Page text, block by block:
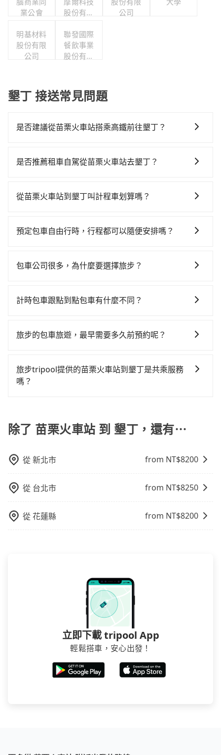
業公會
股份有限
公司
明基材料
股份有限
公司
聯發國際
餐飲事業
股份有限
墾丁 接送常見問題
是否建議從苗栗火車站搭乘高鐵前往墾丁？
且難叫計程車前往高鐵站！不過從最早一班車07:13到末
苗栗火車站 (苗栗縣苗栗市) 前往最靠近的苗栗高鐵站，
鐘，再乘坐87分鐘的高鐵從苗栗站前往左營高鐵站，每
墾丁 (屏東縣恆春鎮) 的目的地。全程加上轉車時間共4小
輛，計程車的密度為雙北的0.5%，換句話說，臨時要叫
地人便漫天喊價或恣意繞路。但如果全程使用tripool並
外負擔230元車資，而且更會額外浪費22分鐘在轉乘與
等車上，現在還不馬上來預約tripool！如果你是三人以
是否推薦租車自駕從苗栗火車站去墾丁？
在車上休息，那在苗栗火車站所在的苗栗縣苗栗市有3間
Nissan Tiida，一天租金約$1,500，九人座如Hyundai
約40元）、保險費、罰單另計多數租車合約上都會載明
沒有提供甲租乙還的服務，假設你當天就往返苗栗火車
需要單程前往，隔天或多天後才需返回，租車就非常不
租還通常需額外花費30分鐘做簽約與車體檢查，甚至還
要先自行加滿油，如遇到不肖業者，還車時可能遭遇各
從苗栗火車站到墾丁叫計程車划算嗎？
灣大車隊，如果在路邊攔不到車，也可考慮打電話至苗
8,745~10,500元間，但如改預約tripool可省高達
北的0.5%，也就是說要臨時叫到小黃的難度是台北或新
車，建議事先做好規劃。再加上苗栗縣有些計程車司機
務品質上，tripool都是你從苗栗火車站到墾丁的最佳選
擇。
預定包車自由行時，行程都可以隨便安排嗎？
沒有到達海拔1500公里以上的山區，行程都是可以依照
包車公司很多，為什麼要選擇旅步？
策也是完全透明的，不會有任何隱藏費用。此外，我們
計時包車跟點到點包車有什麼不同？
不同之處： 計時包車：計時包車是按照用車時間來計
多個地點間來回穿梭的客戶，例如市區觀光、商務差旅
等。 點到點包車：點到點包車是按照里程和目的地來計
旅步的包車旅遊，最早需要多久前預約呢？
提供早鳥優惠，您越早預訂就能享有更優惠的價格。所
以不妨趁早訂購，享受更划算的價格。
旅步tripool提供的苗栗火車站到墾丁是共乘服務
嗎？
了司機以外，從上車到下車期間，都不會再有其他陌生
人出現。如選擇共乘服務，則會依照其他共乘乘客做彈
不會超過座位的上限。
除了 苗栗火車站 到 墾丁，還有⋯
從新北市 from NT$8200
從 台北市 from NT$8250
從花蓮縣 from NT$8200
立即下載 tripool App
輕鬆搭車，安心出發！